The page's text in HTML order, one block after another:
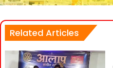
Related Articles